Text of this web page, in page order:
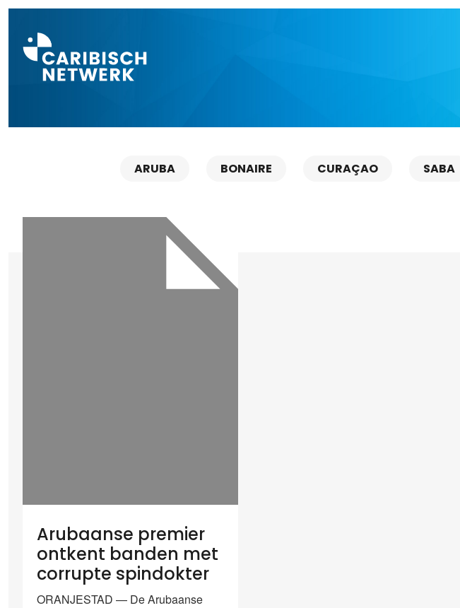
ARUBA BONAIRE CURAÇAO SABA
Arubaanse premier
ontkent banden met
corrupte spindokter
ORANJESTAD — De Arubaanse